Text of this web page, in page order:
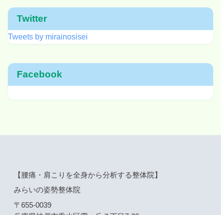
Twitter
Tweets by mirainosisei
Facebook
【腰痛・肩こりを全身から分析する整体院】
みらいの姿勢整体院
〒655-0039